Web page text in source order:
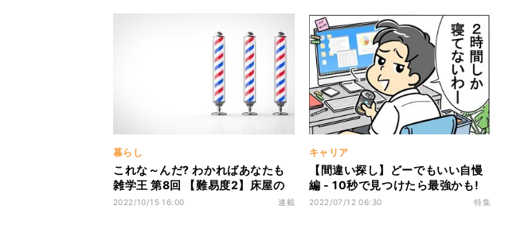
暮らし
これな～んだ? わかればあなたも
雑学王 第8回 【難易度2】床屋の
店先にある"3色の看板"の名前、知
2022/10/15 16:00 連載
キャリア
【間違い探し】どーでもいい自慢
編 - 10秒で見つけたら最強かも!
間違いだらけの新入社員
2022/07/12 06:30 特集